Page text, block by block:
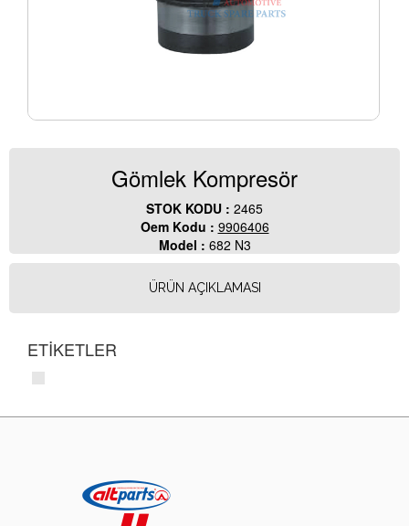
Gömlek Kompresör
STOK KODU : 2465
Oem Kodu : 9906406
Model : 682 N3
ÜRÜN AÇIKLAMASI
ETİKETLER